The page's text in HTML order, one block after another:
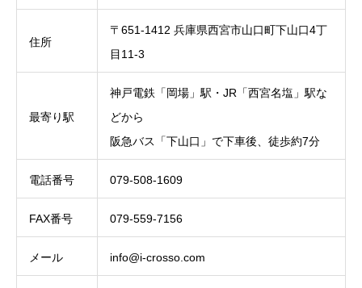
住所
〒651-1412 兵庫県西宮市山口町下山口4丁
目11-3
最寄り駅
神戸電鉄「岡場」駅・JR「西宮名塩」駅な
どから
阪急バス「下山口」で下車後、徒歩約7分
電話番号 079-508-1609
FAX番号 079-559-7156
メール info@i-crosso.com